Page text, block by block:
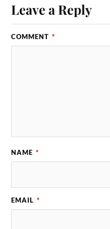
Leave a Reply
COMMENT *
NAME *
EMAIL *